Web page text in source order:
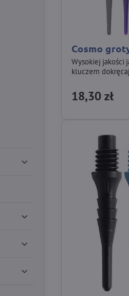
Cosmo
Wysokiej jakości
kluczem
18,30 zł